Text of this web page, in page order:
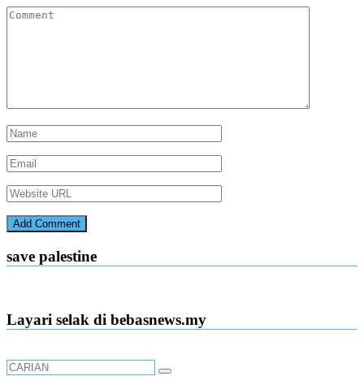
save palestine
Layari selak di bebasnews.my